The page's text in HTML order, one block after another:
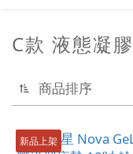
C款 液態凝膠
商品排序
新品上架